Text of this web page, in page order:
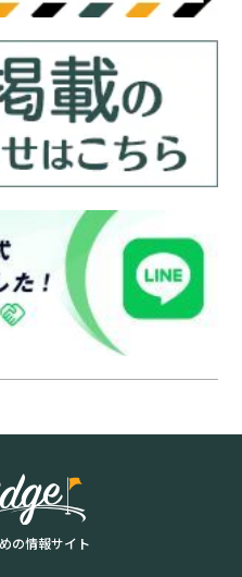
の情報サイト